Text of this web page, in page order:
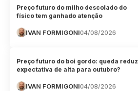
Preço futuro do milho descolado do
físico tem ganhado atenção
IVAN FORMIGONI04/08/2026
Preço futuro do boi gordo: queda reduz
expectativa de alta para outubro?
IVAN FORMIGONI04/08/2026